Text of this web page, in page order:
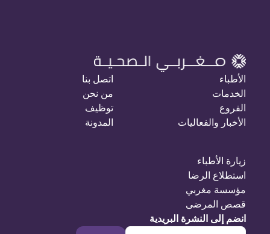
الأطباء
الخدمات
الفروع
الأخبار والفعاليات
اتصل بنا
من نحن
توظيف
المدونة
زيارة الأطباء
استطلاع الرضا
مؤسسة مغربي
قصص المرضى
انضم إلى النشرة البريدية